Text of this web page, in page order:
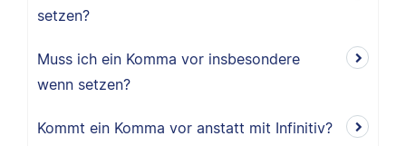
setzen?
Muss ich ein Komma vor insbesondere
wenn setzen?
Kommt ein Komma vor anstatt mit Infinitiv?